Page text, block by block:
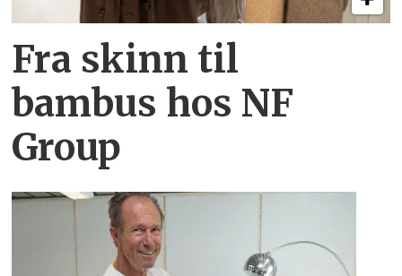
Fra skinn til
bambus hos NF
Group